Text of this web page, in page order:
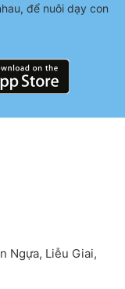
để nuôi dạy con
Ngựa, Liễu Giai,